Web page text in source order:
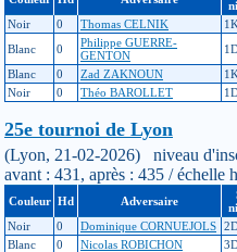
Noir
0 Thomas CELNIK 1K
Blanc
0
Philippe GUERRE-
GENTON
Blanc
0 Zad ZAKNOUN 1K
Noir
0 Théo BAROLLET
25e tournoi de Lyon
(Lyon, 21-02-2026) niveau
avant : 431, après : 435 / échelle
Couleur Hd Adversaire
Noir
0 Dominique CORNUEJOLS
Blanc
0 Nicolas ROBICHON